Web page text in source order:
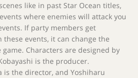
like in past Star Ocean titles,
where enemies will attack you
If party members get
events, it can change the
Characters are designed by
is the producer.
is the director, and Yoshiharu